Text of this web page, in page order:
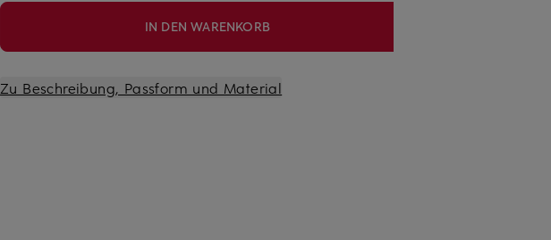
IN DEN WARENKORB
Zu Beschreibung, Passform und Material